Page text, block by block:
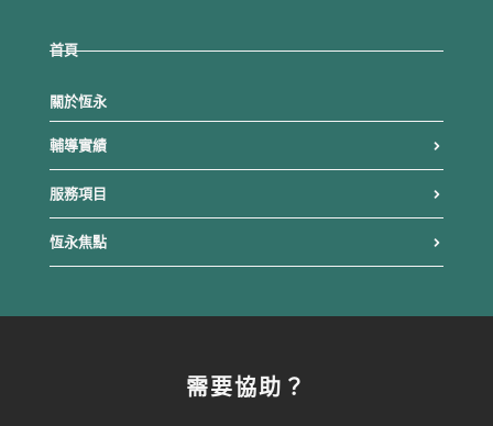
首頁
關於恆永
輔導實績
服務項目
恆永焦點
需要協助？